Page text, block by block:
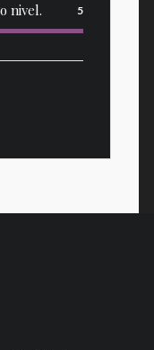
nivel. 5